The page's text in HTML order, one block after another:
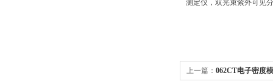
测定仪，双光束紫外可见
上一篇： 062CT电子密度